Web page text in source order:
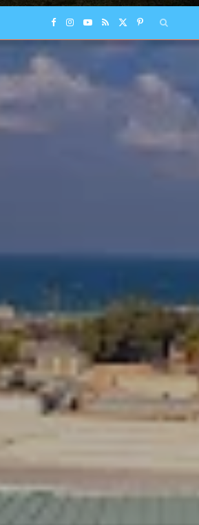
F I Y R P